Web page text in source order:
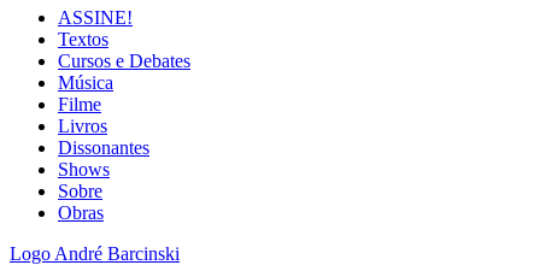
ASSINE!
Textos
Cursos e Debates
Música
Filme
Livros
Dissonantes
Shows
Sobre
Obras
Logo André Barcinski